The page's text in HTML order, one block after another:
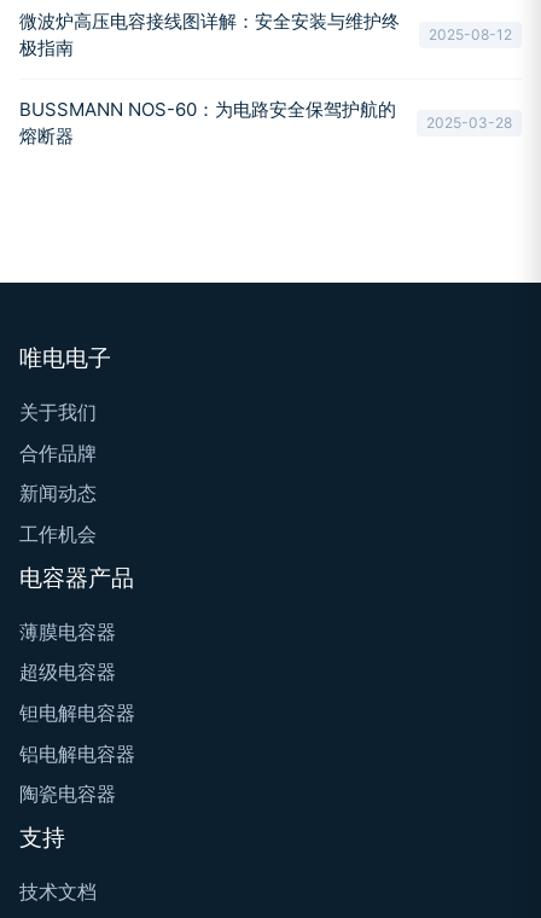
微波炉高压电容接线图详解：安全安装与维护终
极指南
2025-08-12
BUSSMANN NOS-60：为电路安全保驾护航的
熔断器
2025-03-28
唯电电子
关于我们
合作品牌
新闻动态
工作机会
电容器产品
薄膜电容器
超级电容器
钽电解电容器
铝电解电容器
陶瓷电容器
支持
技术文档